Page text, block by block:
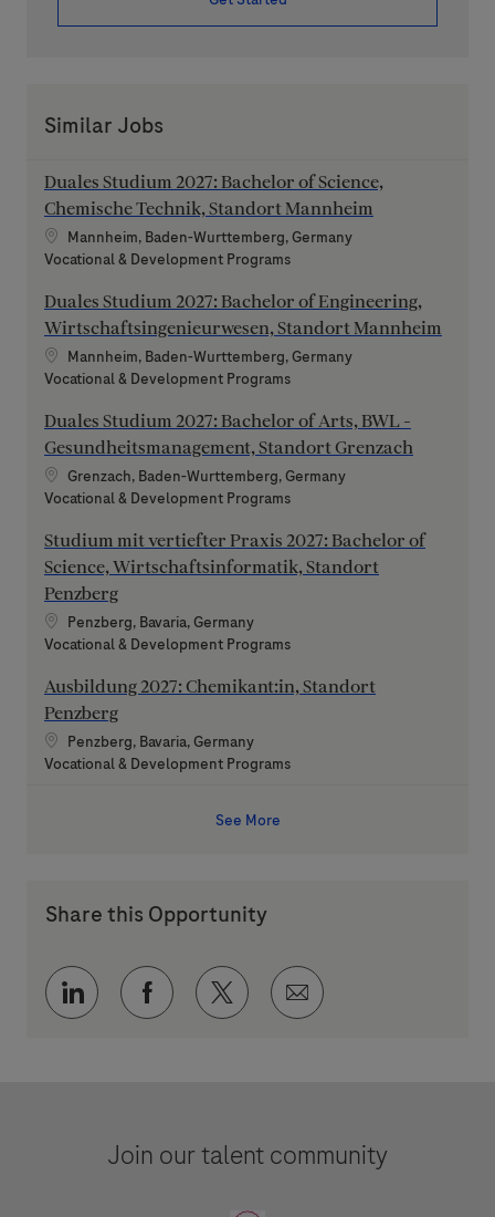
Similar Jobs
Duales Studium 2027: Bachelor of Science,
Chemische Technik, Standort Mannheim
Location
Mannheim, Baden-Wurttemberg, Germany
Category
Vocational & Development Programs
Duales Studium 2027: Bachelor of Engineering,
Wirtschaftsingenieurwesen, Standort Mannheim
Location
Mannheim, Baden-Wurttemberg, Germany
Category
Vocational & Development Programs
Duales Studium 2027: Bachelor of Arts, BWL -
Gesundheitsmanagement, Standort Grenzach
Location
Grenzach, Baden-Wurttemberg, Germany
Category
Vocational & Development Programs
Studium mit vertiefter Praxis 2027: Bachelor of
Science, Wirtschaftsinformatik, Standort
Penzberg
Location
Penzberg, Bavaria, Germany
Category
Vocational & Development Programs
Ausbildung 2027: Chemikant:in, Standort
Penzberg
Location
Penzberg, Bavaria, Germany
Category
Vocational & Development Programs
See More
Share this Opportunity
Share via LinkedInShare via Facebook
Share via twitter
Share via email
Join our talent community